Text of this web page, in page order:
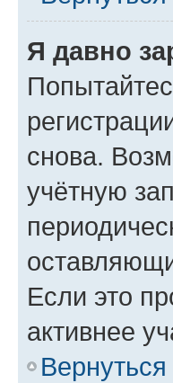
Я давно
снова.
учётную
Если это
активнее